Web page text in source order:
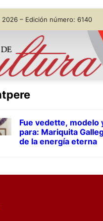
– Edición número: 6140
Fue vedette, modelo
para: Mariquita
de la energía eterna